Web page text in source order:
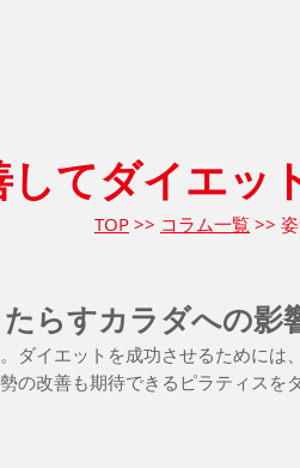
てダイエッ
TOP >> コラム一覧 >>
らすカラダへの影
ダイエットを成功させるためには
の改善も期待できるピラティス